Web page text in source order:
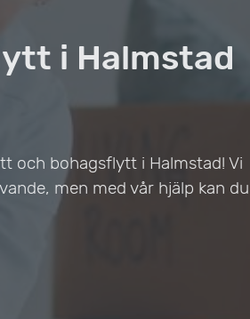
i Halmstad
och bohagsflytt i Halmstad! Vi
men med vår hjälp kan du